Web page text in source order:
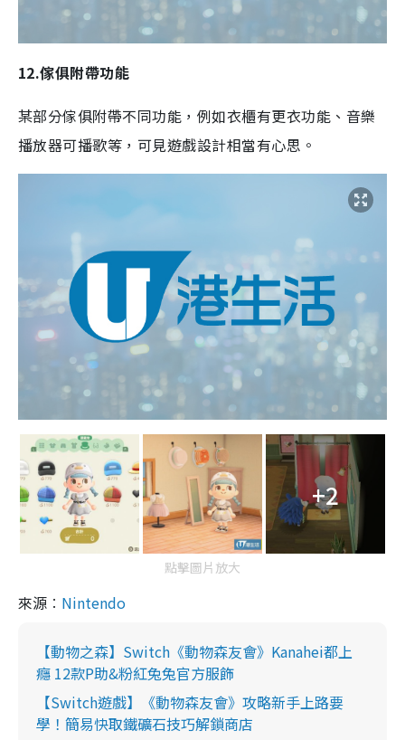
12.傢俱附帶功能
某部分傢俱附帶不同功能，例如衣櫃有更衣功能、音樂
播放器可播歌等，可見遊戲設計相當有心思。
+2
點擊圖片放大
來源︰ Nintendo
【動物之森】Switch《動物森友會》Kanahei都上
癮 12款P助&粉紅兔兔官方服飾
【Switch遊戲】《動物森友會》攻略新手上路要
學！簡易快取鐵礦石技巧解鎖商店